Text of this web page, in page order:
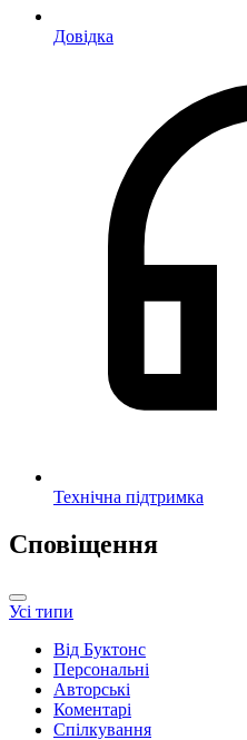
Довідка
Технічна підтримка
Сповіщення
Усі типи
Від Буктонс
Персональні
Авторські
Коментарі
Спілкування